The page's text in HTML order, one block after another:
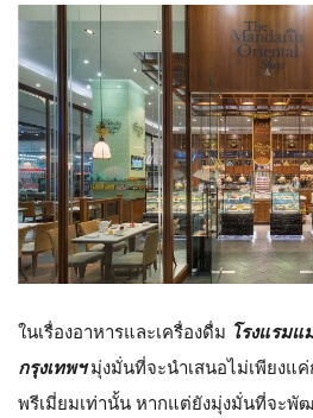
ในเรื่องอาหารและเครื่องดื่ม โรงแรมแ
กรุงเทพฯมุ่งมั่นที่จะนำเสนอไม่เพียงแ
พรีเมี่ยมเท่านั้น หากแต่ยังมุ่งมั่นที่จะพั